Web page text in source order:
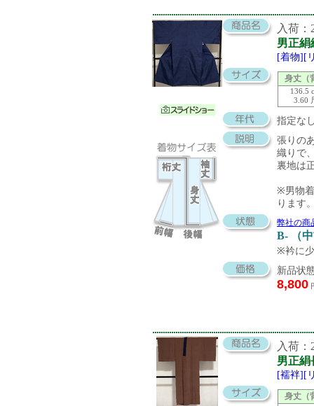
入荷：
男正絹
[着物][
身丈（
136.5
3.60
指定な
張りの
織りで
裏地は
※男物
ります
弊社の商
B- （
※衿に
新品状
8,800
入荷：
男正絹
[襦袢][
身丈（